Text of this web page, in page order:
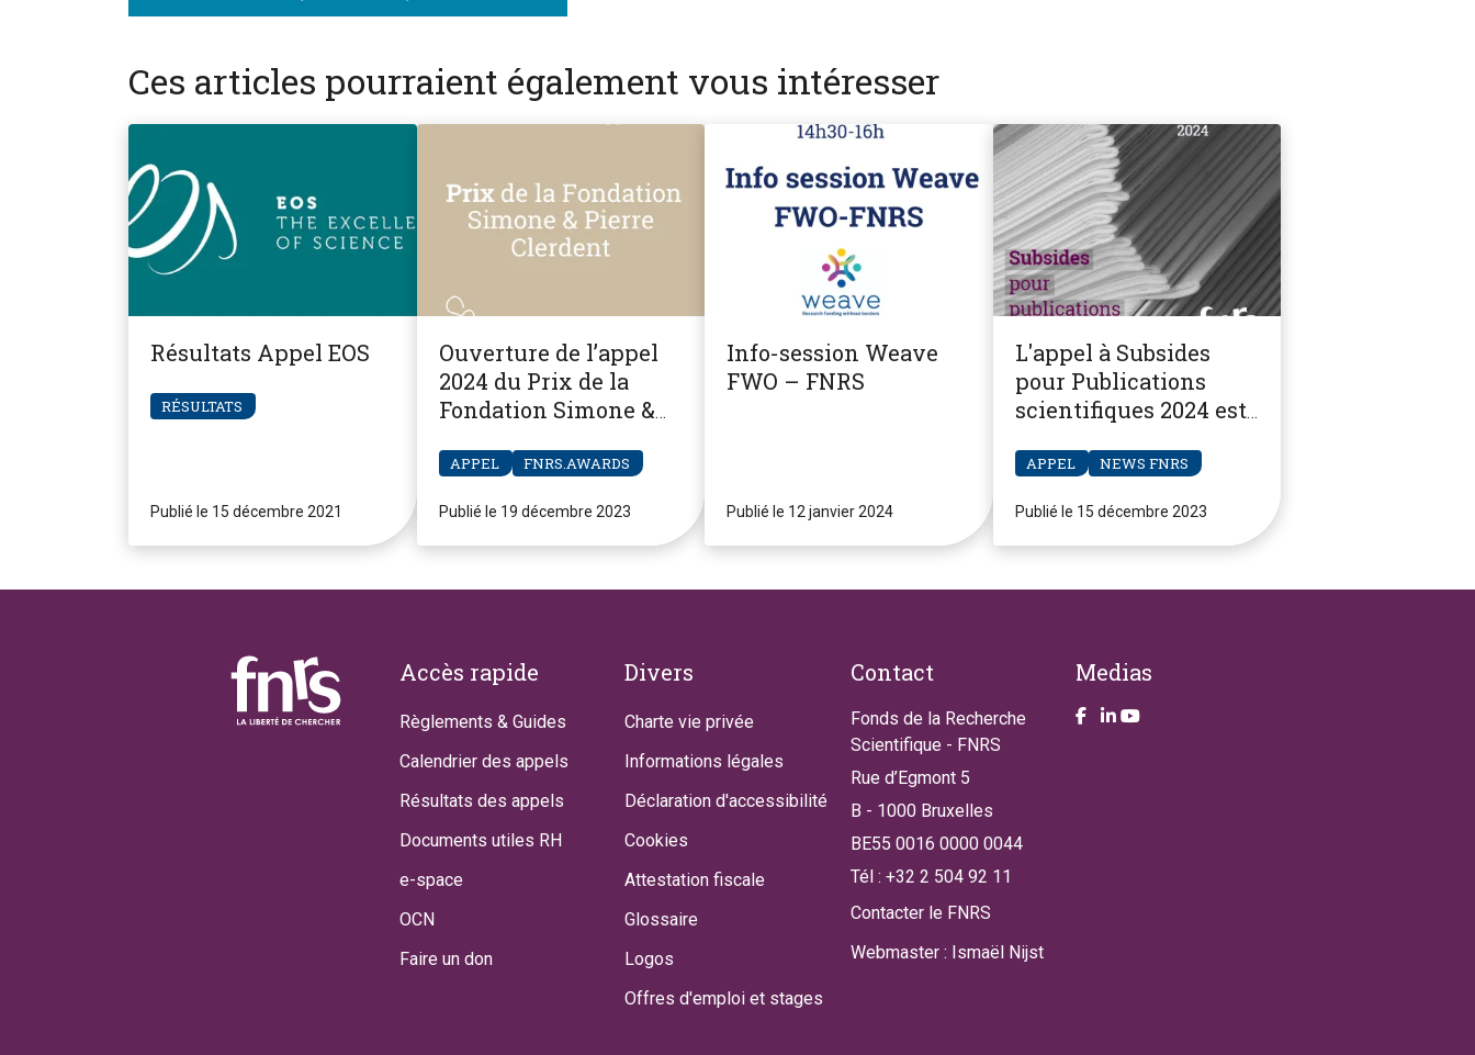
Ces articles pourraient également vous intéresser
Résultats Appel EOS
RÉSULTATS
Publié le 15 décembre 2021
Ouverture de l’appel
2024 du Prix de la
Fondation Simone &
APPEL FNRS.AWARDS
Publié le 19 décembre 2023
Info-session Weave
FWO – FNRS
Publié le 12 janvier 2024
L'appel à Subsides
pour Publications
scientifiques 2024 est
APPEL NEWS FNRS
Publié le 15 décembre 2023
Footer
Accès rapide
Règlements & Guides
Calendrier des appels
Résultats des appels
Documents utiles RH
e-space
OCN
Faire un don
Divers
Charte vie privée
Informations légales
Déclaration d'accessibilité
Cookies
Attestation fiscale
Glossaire
Logos
Offres d'emploi et stages
Contact
Fonds de la Recherche
Scientifique - FNRS
Rue d’Egmont 5
B - 1000 Bruxelles
BE55 0016 0000 0044
Tél : +32 2 504 92 11
Contacter le FNRS
Webmaster : Ismaël Nijst
Medias
Take a look on our facebook page
Take a look on our LinkendIn page